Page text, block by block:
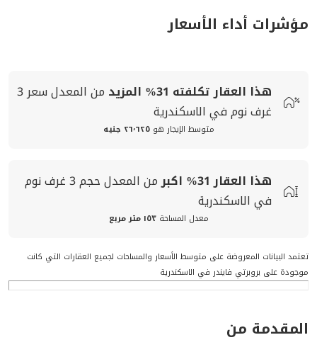
مؤشرات أداء الأسعار
هذا العقار تكلفته 31% المزيد من المعدلسعر3
غرف نوم في الاسكندرية
متوسط الإيجار هو ٢٦٬٦٢٥ جنيه
هذا العقار 31% اكبرمن المعدلحجم
3 غرف نوم
في الاسكندرية
معدل المساحة ١٥٣ متر مربع
تعتمد البيانات المعروضة على متوسط الأسعار والمساحات لجميع العقارات التي كانت
موجودة على بروبرتي فايندر في الاسكندرية
المقدمة من